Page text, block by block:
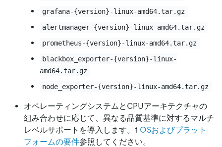
grafana-{version}-linux-amd64.tar.gz
alertmanager-{version}-linux-amd64.tar.gz
prometheus-{version}-linux-amd64.tar.gz
blackbox_exporter-{version}-linux-
amd64.tar.gz
node_exporter-{version}-linux-amd64.tar.gz
オペレーティングシステムとCPUアーキテクチャの
組み合わせに応じて、異なる品質基準に対するマルチ
レベルサポートを導入します。1 OSおよびプラット
フォームの要件参照してください。